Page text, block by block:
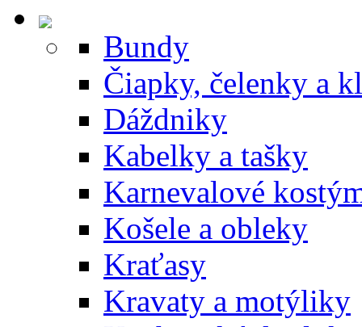
Bundy
Čiapky, čelenky a
Dáždniky
Kabelky a tašky
Karnevalové
Košele a obleky
Kraťasy
Kravaty a motýliky